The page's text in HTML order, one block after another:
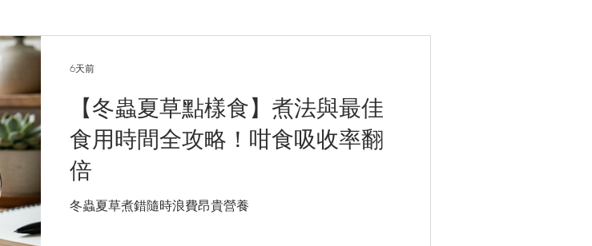
【冬蟲夏草點樣食】煮法與最佳
食用時間全攻略！咁食吸收率翻
倍
冬蟲夏草煮錯隨時浪費昂貴營養
6天前